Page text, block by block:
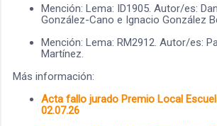
Mención: Lema: ID1905. Autor/es:
González-Cano e Ignacio González
Mención: Lema: RM2912. Autor/es:
Martínez.
Más información:
Acta fallo jurado Premio Local
02.07.26